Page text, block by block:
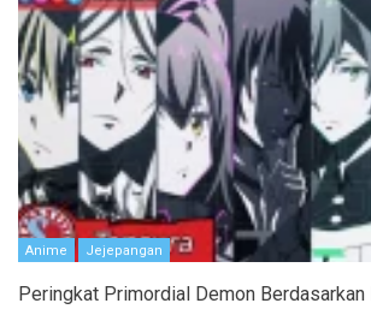
Anime Jejepangan
Peringkat Primordial Demon Berdasarkan